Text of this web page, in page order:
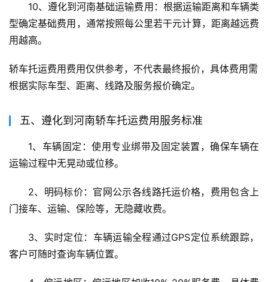
10、遵化到河南基础运输费用：根据运输距离和车辆类
型确定基础费用，通常按照每公里若干元计算，距离越远费
用越高。
轿车托运费用费用仅供参考，不代表最终报价，具体费用需
根据实际车型、距离、线路及服务报价确定。
五、遵化到河南轿车托运费用服务标准
1、车辆固定：使用专业绑带及固定装置，确保车辆在
运输过程中无晃动或位移。
2、明码标价：官网公示各线路托运价格，费用包含上
门接车、运输、保险等，无隐藏收费。
3、实时定位：车辆运输全程通过GPS定位系统跟踪，
客户可随时查询车辆位置。